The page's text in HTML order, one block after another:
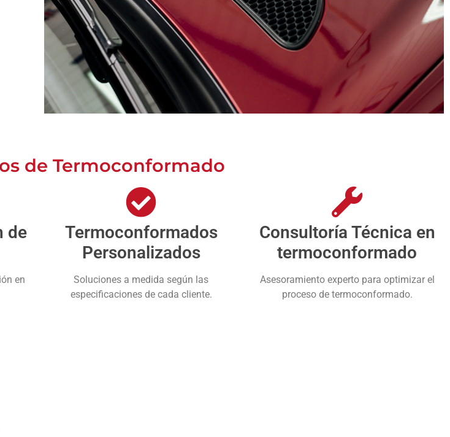
de Termoconformado
de
en
Termoconformados
Personalizados
Soluciones a medida según las
especificaciones de cada cliente.
Consultoría Técnica en
termoconformado
Asesoramiento experto para optimizar el
proceso de termoconformado.